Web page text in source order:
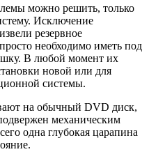
можно решить, только
Исключение
резервное
необходимо иметь под
В любой момент их
новой или для
системы.
на обычный DVD диск,
механическим
одна глубокая царапина